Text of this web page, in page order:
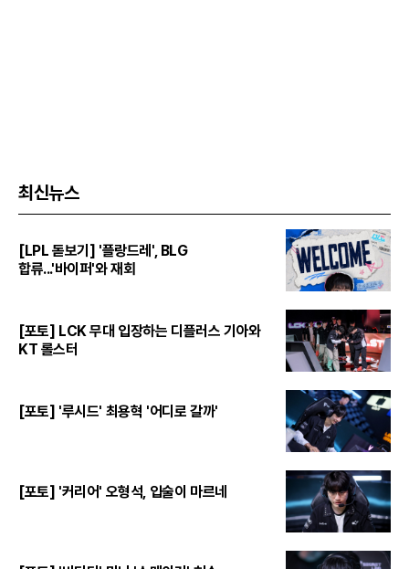
최신뉴스
[LPL 돋보기] '플랑드레', BLG
합류...'바이퍼'와 재회
[포토] LCK 무대 입장하는 디플러스 기아와
KT 롤스터
[포토] '루시드' 최용혁 '어디로 갈까'
[포토] '커리어' 오형석, 입술이 마르네